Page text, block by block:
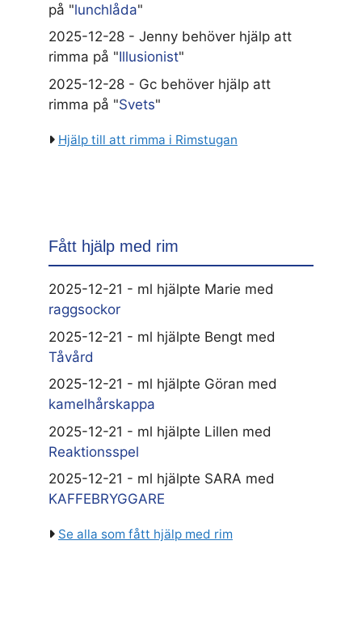
på "lunchlåda"
2025-12-28 - Jenny behöver hjälp att
rimma på "Illusionist"
2025-12-28 - Gc behöver hjälp att
rimma på "Svets"
Hjälp till att rimma i Rimstugan
Fått hjälp med rim
2025-12-21 - ml hjälpte Marie med
raggsockor
2025-12-21 - ml hjälpte Bengt med
Tåvård
2025-12-21 - ml hjälpte Göran med
kamelhårskappa
2025-12-21 - ml hjälpte Lillen med
Reaktionsspel
2025-12-21 - ml hjälpte SARA med
KAFFEBRYGGARE
Se alla som fått hjälp med rim